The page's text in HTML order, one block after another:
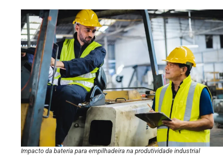
Impacto da bateria para empilhadeira na produtividade industrial